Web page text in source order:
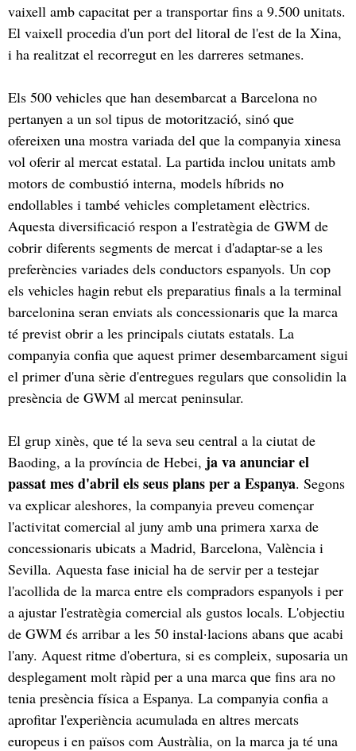
vaixell amb capacitat per a transportar fins a 9.500 unitats.
El vaixell procedia d'un port del litoral de l'est de la Xina,
i ha realitzat el recorregut en les darreres setmanes.
Els 500 vehicles que han desembarcat a Barcelona no
pertanyen a un sol tipus de motorització, sinó que
ofereixen una mostra variada del que la companyia xinesa
vol oferir al mercat estatal. La partida inclou unitats amb
motors de combustió interna, models híbrids no
endollables i també vehicles completament elèctrics.
Aquesta diversificació respon a l'estratègia de GWM de
cobrir diferents segments de mercat i d'adaptar-se a les
preferències variades dels conductors espanyols. Un cop
els vehicles hagin rebut els preparatius finals a la terminal
barcelonina seran enviats als concessionaris que la marca
té previst obrir a les principals ciutats estatals. La
companyia confia que aquest primer desembarcament sigui
el primer d'una sèrie d'entregues regulars que consolidin la
presència de GWM al mercat peninsular.
El grup xinès, que té la seva seu central a la ciutat de
Baoding, a la província de Hebei, ja va anunciar el
passat mes d'abril els seus plans per a Espanya. Segons
va explicar aleshores, la companyia preveu començar
l'activitat comercial al juny amb una primera xarxa de
concessionaris ubicats a Madrid, Barcelona, València i
Sevilla. Aquesta fase inicial ha de servir per a testejar
l'acollida de la marca entre els compradors espanyols i per
a ajustar l'estratègia comercial als gustos locals. L'objectiu
de GWM és arribar a les 50 instal·lacions abans que acabi
l'any. Aquest ritme d'obertura, si es compleix, suposaria un
desplegament molt ràpid per a una marca que fins ara no
tenia presència física a Espanya. La companyia confia a
aprofitar l'experiència acumulada en altres mercats
europeus i en països com Austràlia, on la marca ja té una